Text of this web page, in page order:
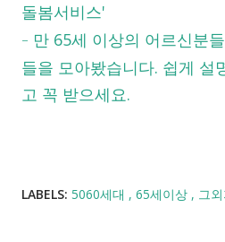
돌봄서비스'
- 만 65세 이상의 어르신분
들을 모아봤습니다. 쉽게 설
고 꼭 받으세요.
LABELS: 5060세대 65세이상 그